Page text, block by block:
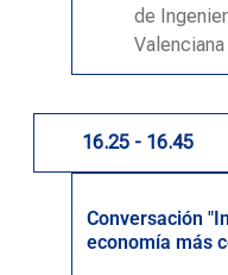
de
16.25 - 16.45
Conversación
economía más